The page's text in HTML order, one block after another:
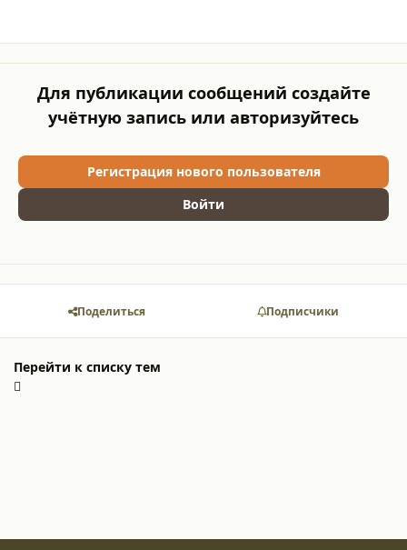
Для публикации сообщений создайте
учётную запись или авторизуйтесь
Регистрация нового пользователя
Войти
Поделиться Подписчики
Перейти к списку тем